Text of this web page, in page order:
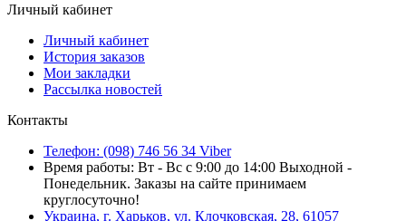
Личный кабинет
Личный кабинет
История заказов
Мои закладки
Рассылка новостей
Контакты
Телефон: (098) 746 56 34 Viber
Время работы: Вт - Вс с 9:00 до 14:00 Выходной -
Понедельник. Заказы на сайте принимаем
круглосуточно!
Украина, г. Харьков, ул. Клочковская, 28, 61057